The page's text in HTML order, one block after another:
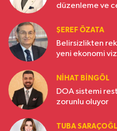
düzenleme ve
ŞEREF ÖZATA
Belirsizlikten
yeni ekonomi
NIHAT BINGÖL
DOA sistemi
zorunlu oluyor
TUBA